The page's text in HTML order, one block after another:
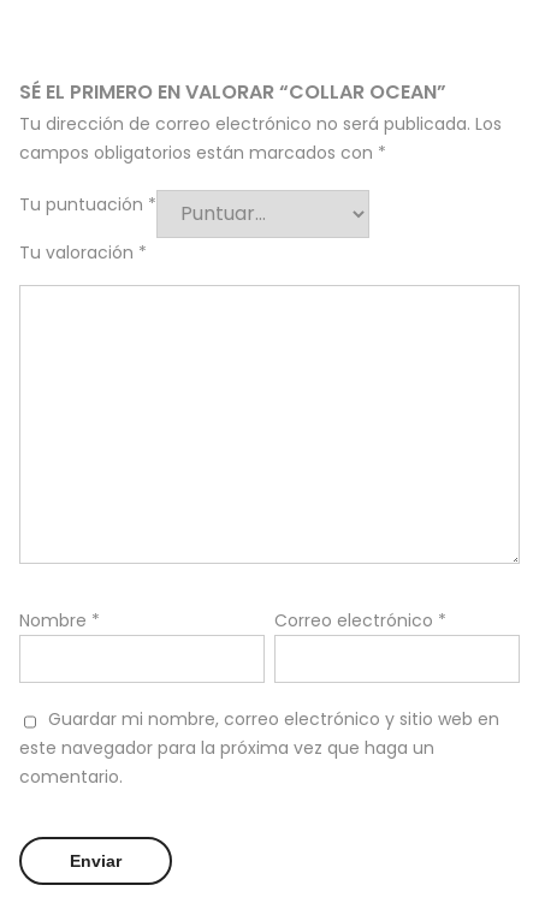
SÉ EL PRIMERO EN VALORAR “COLLAR OCEAN”
Tu dirección de correo electrónico no será publicada. Los
campos obligatorios están marcados con *
Tu puntuación *
Tu valoración *
Nombre * Correo electrónico *
Guardar mi nombre, correo electrónico y sitio web en
este navegador para la próxima vez que haga un
comentario.